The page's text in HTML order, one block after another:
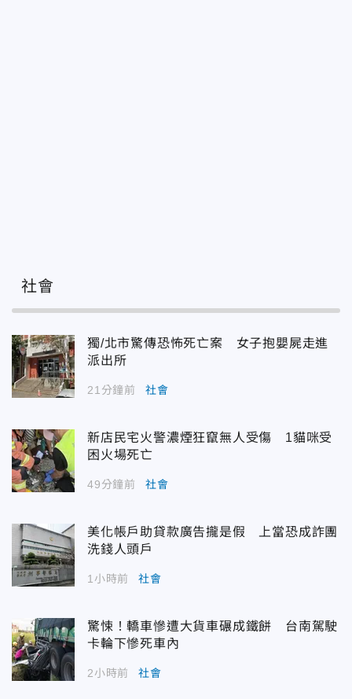
社會
獨/北市驚傳恐怖死亡案 女子抱嬰屍走進
派出所
21分鐘前 社會
新店民宅火警濃煙狂竄無人受傷 1貓咪受
困火場死亡
49分鐘前 社會
美化帳戶助貸款廣告攏是假 上當恐成詐團
洗錢人頭戶
1小時前 社會
驚悚！轎車慘遭大貨車碾成鐵餅 台南駕駛
卡輪下慘死車內
2小時前 社會